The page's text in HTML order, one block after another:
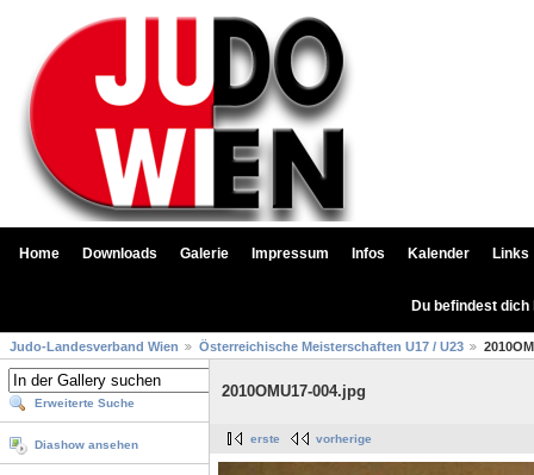
Home Downloads Galerie Impressum Infos Kalender Links
Du befindest
Judo-Landesverband Wien Österreichische Meisterschaften U17 / U23
Erweiterte Suche
Diashow ansehen
2010OMU17-004.jpg
erste vorherige